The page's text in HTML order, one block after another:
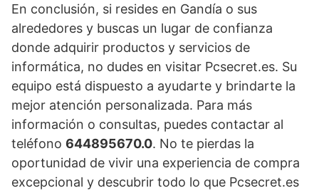
En conclusión, si resides en Gandía o sus
alrededores y buscas un lugar de confianza
donde adquirir productos y servicios de
informática, no dudes en visitar Pcsecret.es. Su
equipo está dispuesto a ayudarte y brindarte la
mejor atención personalizada. Para más
información o consultas, puedes contactar al
teléfono 644895670.0. No te pierdas la
oportunidad de vivir una experiencia de compra
excepcional y descubrir todo lo que Pcsecret.es